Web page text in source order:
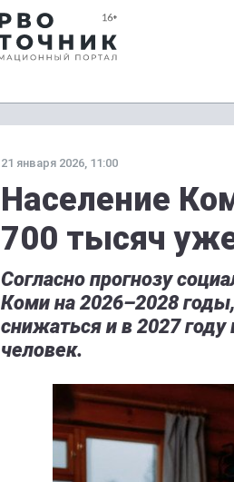
21 января 2026, 11:00
Население
700 тысяч
Согласно прогнозу
Коми на 2026–2028
снижаться и в 2027
человек.